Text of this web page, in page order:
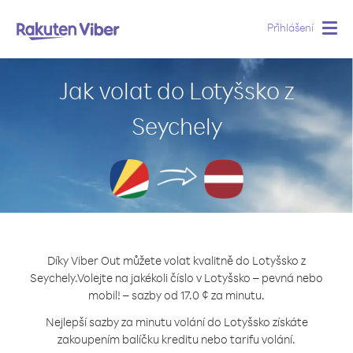
Přihlášení
Jak volat do Lotyšsko z
Seychely
Díky Viber Out můžete volat kvalitně do Lotyšsko z
Seychely.Volejte na jakékoli číslo v Lotyšsko – pevná nebo
mobil! – sazby od 17.0 ¢ za minutu.
Nejlepší sazby za minutu volání do Lotyšsko získáte
zakoupením balíčku kreditu nebo tarifu volání.